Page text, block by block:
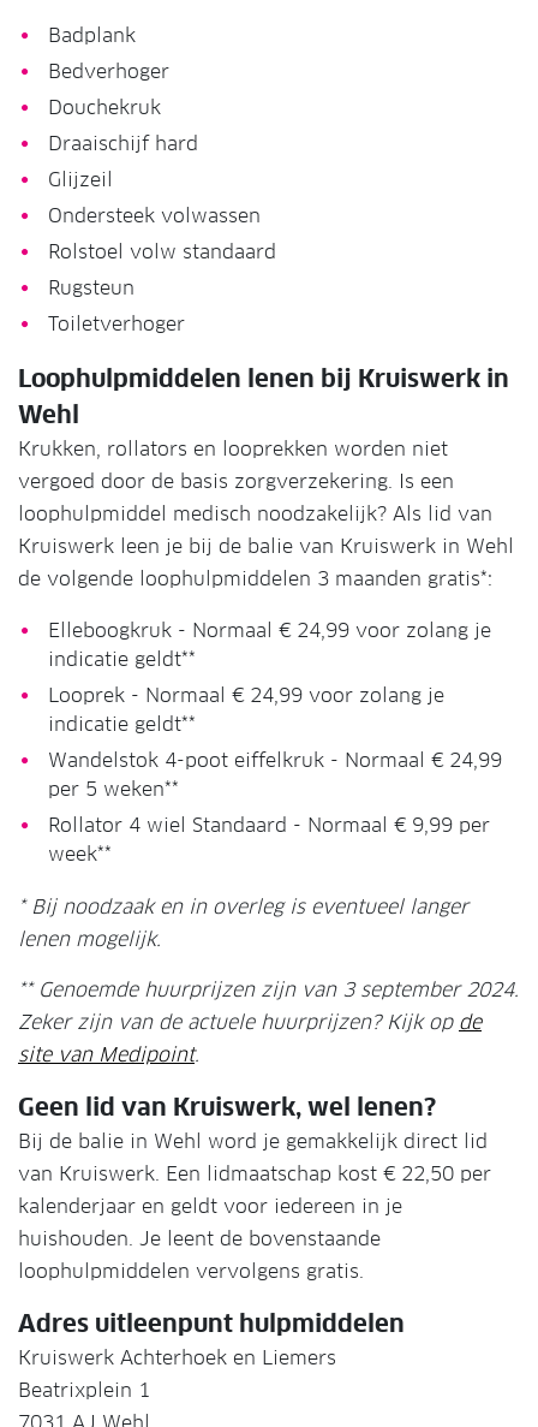
Badplank
Bedverhoger
Douchekruk
Draaischijf hard
Glijzeil
Ondersteek volwassen
Rolstoel volw standaard
Rugsteun
Toiletverhoger
Loophulpmiddelen lenen bij Kruiswerk in
Wehl
Krukken, rollators en looprekken worden niet
vergoed door de basis zorgverzekering. Is een
loophulpmiddel medisch noodzakelijk? Als lid van
Kruiswerk leen je bij de balie van Kruiswerk in Wehl
de volgende loophulpmiddelen 3 maanden gratis*:
Elleboogkruk - Normaal € 24,99 voor zolang je
indicatie geldt**
Looprek - Normaal € 24,99 voor zolang je
indicatie geldt**
Wandelstok 4-poot eiffelkruk - Normaal € 24,99
per 5 weken**
Rollator 4 wiel Standaard - Normaal € 9,99 per
week**
* Bij noodzaak en in overleg is eventueel langer
lenen mogelijk.
** Genoemde huurprijzen zijn van 3 september 2024.
Zeker zijn van de actuele huurprijzen? Kijk op de
site van Medipoint.
Geen lid van Kruiswerk, wel lenen?
Bij de balie in Wehl word je gemakkelijk direct lid
van Kruiswerk. Een lidmaatschap kost € 22,50 per
kalenderjaar en geldt voor iedereen in je
huishouden. Je leent de bovenstaande
loophulpmiddelen vervolgens gratis.
Adres uitleenpunt hulpmiddelen
Kruiswerk Achterhoek en Liemers
Beatrixplein 1